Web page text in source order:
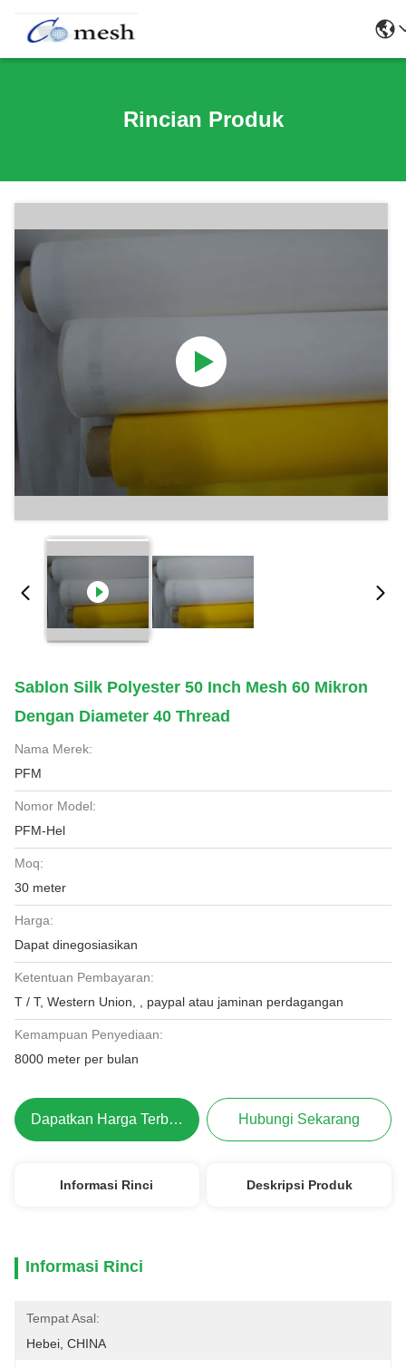
Rincian Produk
Sablon Silk Polyester 50 Inch Mesh 60 Mikron
Dengan Diameter 40 Thread
Nama Merek:
PFM
Nomor Model:
PFM-Hel
Moq:
30 meter
Harga:
Dapat dinegosiasikan
Ketentuan Pembayaran:
T / T, Western Union, , paypal atau jaminan perdagangan
Kemampuan Penyediaan:
8000 meter per bulan
Dapatkan Harga Terbaik Hubungi Sekarang
Informasi Rinci Deskripsi Produk
Informasi Rinci
Tempat Asal:
Hebei, CHINA